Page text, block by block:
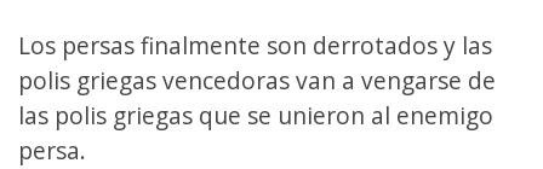
Los persas finalmente son derrotados y las
polis griegas vencedoras van a vengarse de
las polis griegas que se unieron al enemigo
persa.